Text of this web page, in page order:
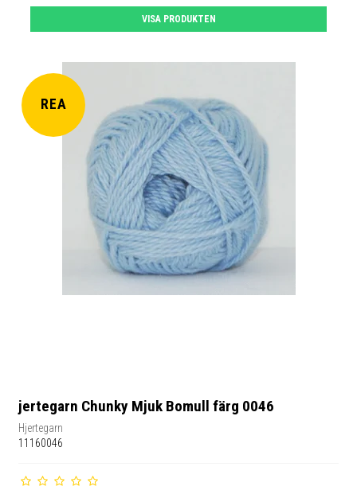
VISA PRODUKTEN
REA
jertegarn Chunky Mjuk Bomull färg 0046
Hjertegarn
11160046